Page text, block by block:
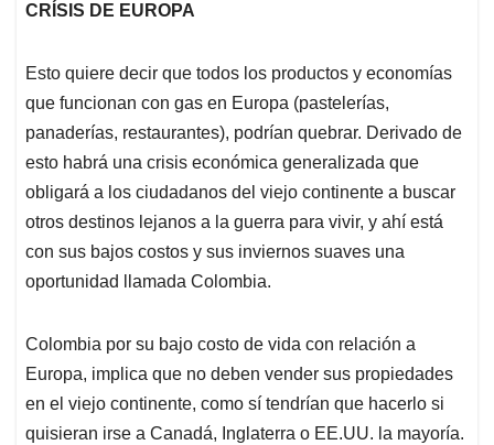
CRÍSIS DE EUROPA
Esto quiere decir que todos los productos y economías
que funcionan con gas en Europa (pastelerías,
panaderías, restaurantes), podrían quebrar. Derivado de
esto habrá una crisis económica generalizada que
obligará a los ciudadanos del viejo continente a buscar
otros destinos lejanos a la guerra para vivir, y ahí está
con sus bajos costos y sus inviernos suaves una
oportunidad llamada Colombia.
Colombia por su bajo costo de vida con relación a
Europa, implica que no deben vender sus propiedades
en el viejo continente, como sí tendrían que hacerlo si
quisieran irse a Canadá, Inglaterra o EE.UU. la mayoría.